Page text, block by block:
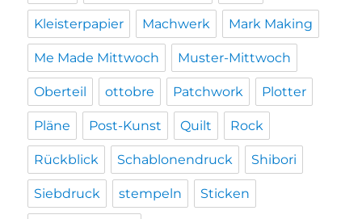
Kleisterpapier Machwerk Mark Making
Me Made Mittwoch Muster-Mittwoch
Oberteil ottobre Patchwork Plotter
Pläne Post-Kunst Quilt Rock
Rückblick Schablonendruck Shibori
Siebdruck stempeln Sticken